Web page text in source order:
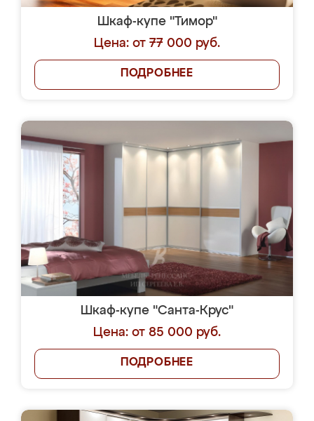
Шкаф-купе "Тимор"
Цена: от 77 000 руб.
ПОДРОБНЕЕ
Шкаф-купе "Санта-Крус"
Цена: от 85 000 руб.
ПОДРОБНЕЕ